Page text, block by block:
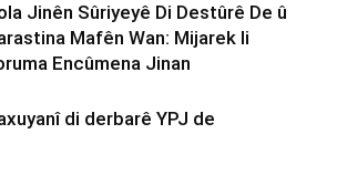
Jinên Sûriyeyê Di Destûrê De û
Mafên Wan: Mijarek li
Encûmena Jinan
di derbarê YPJ de